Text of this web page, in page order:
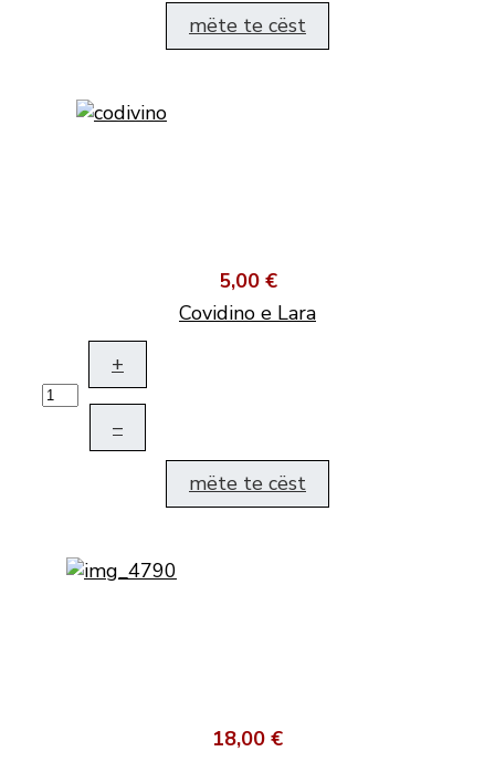
mëte te cëst
5,00 €
Covidino e Lara
+
–
mëte te cëst
18,00 €